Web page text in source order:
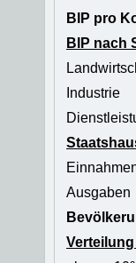
BIP pro
BIP nach
Industrie
Ausgaben